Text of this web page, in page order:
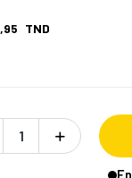
,95 TND